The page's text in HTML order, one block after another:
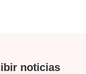
noticias